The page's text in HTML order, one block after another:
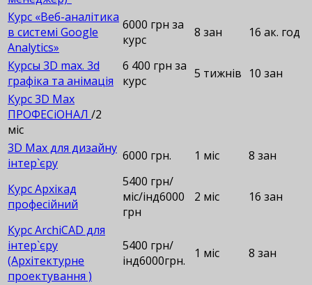
Курс «Веб-аналітика
в системі Google
Analytics»
6000 грн за
курс
8 зан 16 ак. год
Курсы 3D max. 3d
графіка та анімація
6 400 грн за
курс
5 тижнів 10 зан
Курс 3D Max
ПРОФЕСіОНАЛ /2
міс
3D Max для дизайну
інтер`єру
6000 грн. 1 міс 8 зан
Курс Архікад
професійний
5400 грн/
міс/інд6000
грн
2 міс 16 зан
Курс ArchiCAD для
інтер`єру
(Архітектурне
проектування )
5400 грн/
інд6000грн.
1 міс 8 зан